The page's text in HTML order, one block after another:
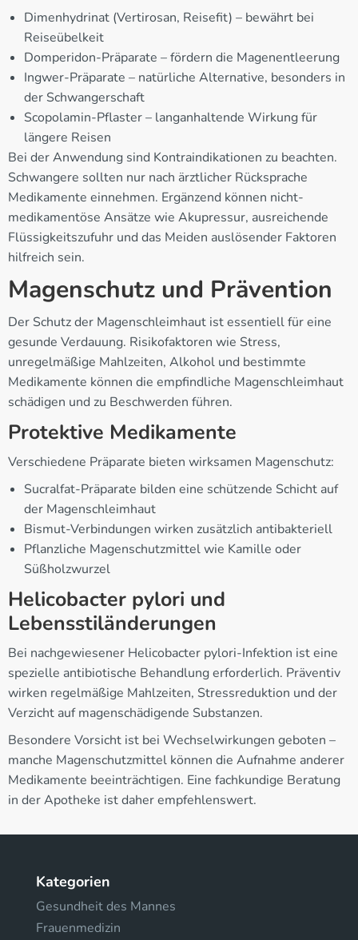
Dimenhydrinat (Vertirosan, Reisefit) – bewährt bei
Reiseübelkeit
Domperidon-Präparate – fördern die Magenentleerung
Ingwer-Präparate – natürliche Alternative, besonders in
der Schwangerschaft
Scopolamin-Pflaster – langanhaltende Wirkung für
längere Reisen
Bei der Anwendung sind Kontraindikationen zu beachten.
Schwangere sollten nur nach ärztlicher Rücksprache
Medikamente einnehmen. Ergänzend können nicht-
medikamentöse Ansätze wie Akupressur, ausreichende
Flüssigkeitszufuhr und das Meiden auslösender Faktoren
hilfreich sein.
Magenschutz und Prävention
Der Schutz der Magenschleimhaut ist essentiell für eine
gesunde Verdauung. Risikofaktoren wie Stress,
unregelmäßige Mahlzeiten, Alkohol und bestimmte
Medikamente können die empfindliche Magenschleimhaut
schädigen und zu Beschwerden führen.
Protektive Medikamente
Verschiedene Präparate bieten wirksamen Magenschutz:
Sucralfat-Präparate bilden eine schützende Schicht auf
der Magenschleimhaut
Bismut-Verbindungen wirken zusätzlich antibakteriell
Pflanzliche Magenschutzmittel wie Kamille oder
Süßholzwurzel
Helicobacter pylori und
Lebensstiländerungen
Bei nachgewiesener Helicobacter pylori-Infektion ist eine
spezielle antibiotische Behandlung erforderlich. Präventiv
wirken regelmäßige Mahlzeiten, Stressreduktion und der
Verzicht auf magenschädigende Substanzen.
Besondere Vorsicht ist bei Wechselwirkungen geboten –
manche Magenschutzmittel können die Aufnahme anderer
Medikamente beeinträchtigen. Eine fachkundige Beratung
in der Apotheke ist daher empfehlenswert.
Kategorien
Gesundheit des Mannes
Frauenmedizin